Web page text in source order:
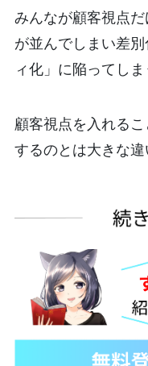
みんなが顧客視点
が並んでしまい差
ィ化」に陥ってしま
顧客視点を入れる
するのとは大きな違